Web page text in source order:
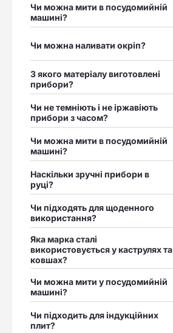
Чи можна мити в посудомийній
машині?
Чи можна наливати окріп?
З якого матеріалу виготовлені
прибори?
Чи не темніють і не іржавіють
прибори з часом?
Чи можна мити в посудомийній
машині?
Наскільки зручні прибори в
руці?
Чи підходять для щоденного
використання?
Яка марка сталі
використовується у каструлях та
ковшах?
Чи можна мити у посудомийній
машині?
Чи підходить для індукційних
плит?